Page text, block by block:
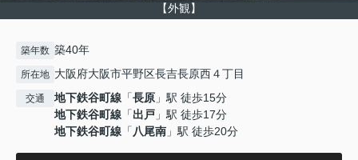
【外観】
築年数 築40年
所在地 大阪府大阪市平野区長吉長原西４丁目
交通 地下鉄谷町線 「長原 」駅 徒歩15分
地下鉄谷町線 「出戸 」駅 徒歩17分
地下鉄谷町線 「 八尾南 」駅 徒歩20分